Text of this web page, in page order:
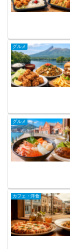
グルメ
グルメ
カフェ・洋食